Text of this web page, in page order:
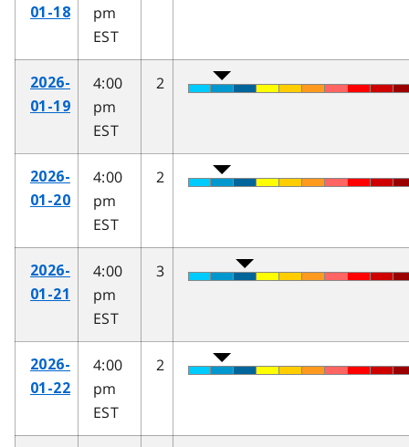
01-18
pm
EST
2026-
01-19
4:00
pm
EST
2
2026-
01-20
4:00
pm
EST
2
2026-
01-21
4:00
pm
EST
3
2026-
01-22
4:00
pm
EST
2